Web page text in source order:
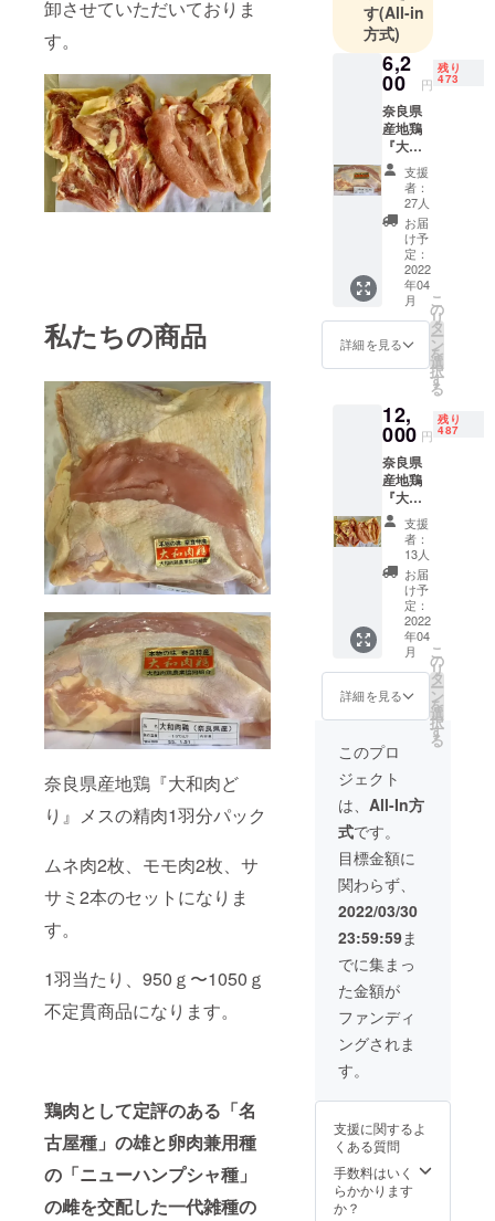
卸させていただいておりま
す。
私たちの商品
奈良県産地鶏『大和肉ど
り』メスの精肉1羽分パック
ムネ肉2枚、モモ肉2枚、サ
サミ2本のセットになりま
す。
1羽当たり、950ｇ〜1050ｇ
不定貫商品になります。
鶏肉として定評のある「名
古屋種」の雄と卵肉兼用種
の「ニューハンプシャ種」
の雌を交配した一代雑種の
12:00
/13:00〜
定休日 土日
祝 GW お
盆 年末年
国内外合鴨
肉、丹波の
猪、カナダ
産イノシ
シ、北海道
エゾシカ、
ま、月の輪
熊、雉、飛
騨牛、飛騨
豚、イン
ジェクショ
ンビーフ、
オランダ産
仔牛タン、
イタリア産
仔牛タン、
AU仔牛、NZ
仔牛、AUラ
ム、NZラ
ム、イベリ
コ豚、四元
豚、馬刺
し、キャビ
ア、トリ
フ、フォア
グラ、ピラ
ルク白身、
ダチョウ、
ワニ、地鶏
など。
取扱加工品
合鴨加熱加
工品、ロー
ストビー
フ、ロース
トポーク、
ベーコン、
生ハム、変
す(All-in
方式)
6,2
00 円
残り
473
奈良県
産地鶏
『大和
肉鶏メ
スの精
肉1羽
分』約1
㎏前後
保存温
度：冷
凍 賞味
期限：
到着し
てから
約8ケ月
あり 配
マト運
輸クー
ル便
支援
者：
27人
お届
け予
定：
2022
年04
月
詳細を見る
こ
の
リ
タ
ー
ン
を
選
択
す
る
12,
000 円
残り
487
奈良県
産地鶏
『大和
肉鶏メ
スの精
肉1羽分
x2パッ
ク』約2
㎏前後
保存温
度：冷
凍 賞味
期限：
到着し
てから
約８ケ
月あり
配送：
ヤマト
運輸
クール
便
支援
者：
13人
お届
け予
定：
2022
年04
月
詳細を見る
こ
の
リ
タ
ー
ン
を
選
択
す
る
このプロ
ジェクト
は、 All-In方
式です。
目標金額に
関わらず、
2022/03/30
23:59:59ま
でに集まっ
た金額が
ファンディ
ングされま
す。
支援に関するよ
くある質問
手数料はいく
らかかります
か？